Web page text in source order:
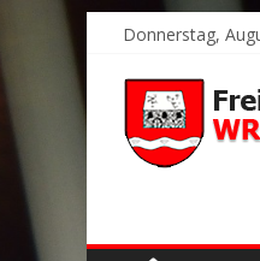
Donnerstag,